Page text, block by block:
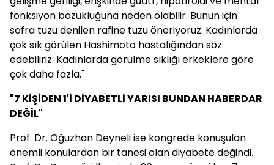
fonksiyon bozukluğuna neden olabilir. Bunun için
sofra tuzu denilen rafine tuzu öneriyoruz. Kadınlarda
çok sık görülen Hashimoto hastalığından söz
edebiliriz. Kadınlarda görülme sıklığı erkeklere göre
çok daha fazla."
"7 KİŞİDEN 1'İ DİYABETLİ YARISI BUNDAN HABERDAR
DEĞİL"
Prof. Dr. Oğuzhan Deyneli ise kongrede konuşulan
önemli konulardan bir tanesi olan diyabete değindi.